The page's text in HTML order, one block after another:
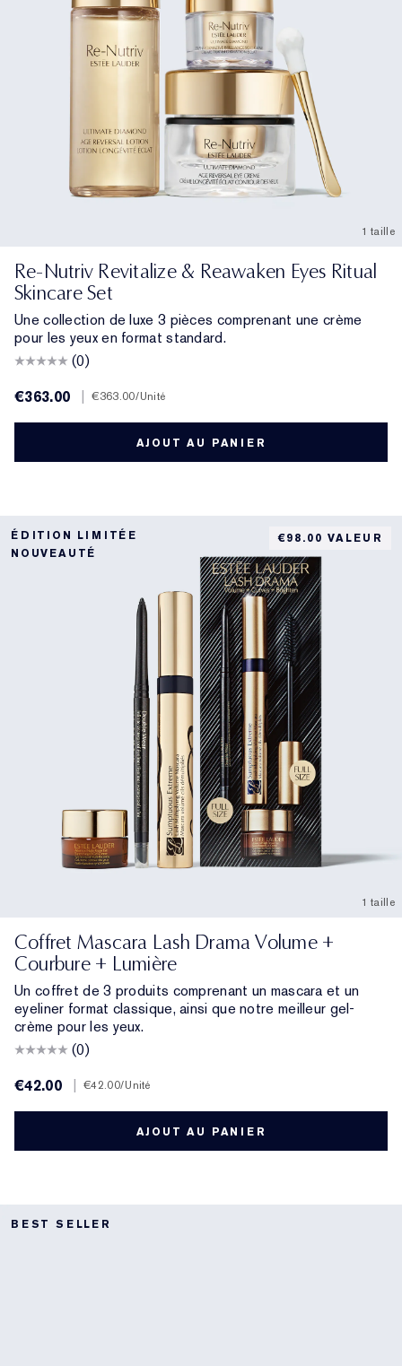
Traitement ciblé
Soins des lèvres
Resilience Multi-Effect
Collection Pink Ribbon
Essentiels SPF
Dernière Chance
La beauté rechargeable
Démaquillant
Recharges de maquillage
Chercheur de Fond de Teint
Dernière Chance
La beauté rechargeable
White Linen
Private Collection
La maison d’Estée Lauder
Wild Geranium
Fleur De Peony
Coffrets et cadeaux AERIN
Trouvez votre parfum
1 taille
Re-Nutriv Revitalize & Reawaken Eyes Ritual
Skincare Set
Une collection de luxe 3 pièces comprenant une crème
pour les yeux en format standard.
(0)
€363.00
€363.00/Unité
AJOUT AU PANIER
ÉDITION LIMITÉE
NOUVEAUTÉ
€98.00 VALEUR
1 taille
Coffret Mascara Lash Drama Volume +
Courbure + Lumière
Un coffret de 3 produits comprenant un mascara et un
eyeliner format classique, ainsi que notre meilleur gel-
crème pour les yeux.
(0)
€42.00
€42.00/Unité
AJOUT AU PANIER
BEST SELLER